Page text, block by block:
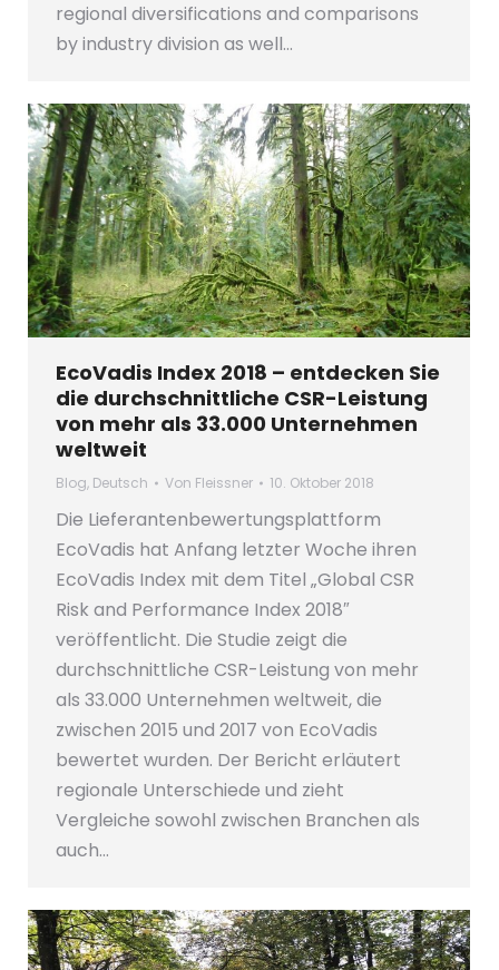
regional diversifications and comparisons
by industry division as well…
EcoVadis Index 2018 – entdecken Sie
die durchschnittliche CSR-Leistung
von mehr als 33.000 Unternehmen
weltweit
Blog, Deutsch Von Fleissner 10. Oktober 2018
Die Lieferantenbewertungsplattform
EcoVadis hat Anfang letzter Woche ihren
EcoVadis Index mit dem Titel „Global CSR
Risk and Performance Index 2018″
veröffentlicht. Die Studie zeigt die
durchschnittliche CSR-Leistung von mehr
als 33.000 Unternehmen weltweit, die
zwischen 2015 und 2017 von EcoVadis
bewertet wurden. Der Bericht erläutert
regionale Unterschiede und zieht
Vergleiche sowohl zwischen Branchen als
auch…